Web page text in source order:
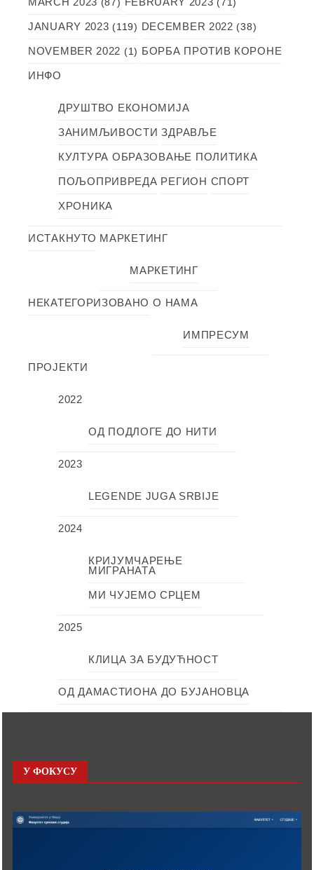
(87) (71)
JANUARY 2023 (119) DECEMBER 2022 (38)
NOVEMBER 2022 (1) БОРБА ПРОТИВ КОРОНЕ
ИНФО
ДРУШТВО ЕКОНОМИЈА
ЗАНИМЉИВОСТИ ЗДРАВЉЕ
КУЛТУРА ОБРАЗОВАЊЕ ПОЛИТИКА
ПОЉОПРИВРЕДА РЕГИОН СПОРТ
ХРОНИКА
ИСТАКНУТО МАРКЕТИНГ
МАРКЕТИНГ
НЕКАТЕГОРИЗОВАНО О НАМА
ИМПРЕСУМ
ПРОЈЕКТИ
2022
ОД ПОДЛОГЕ ДО НИТИ
2023
LEGENDE JUGA SRBIJE
2024
КРИЈУМЧАРЕЊЕ
МИГРАНАТА
МИ ЧУЈЕМО СРЦЕМ
2025
КЛИЦА ЗА БУДУЋНОСТ
ОД ДАМАСТИОНА ДО БУЈАНОВЦА
У ФОКУСУ